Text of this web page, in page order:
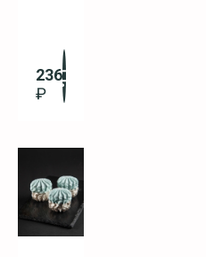
236
₽